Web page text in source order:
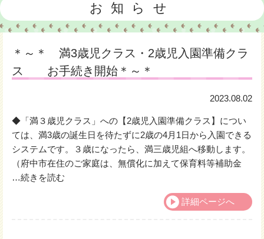
お知らせ
＊～＊ 満3歳児クラス・2歳児入園準備クラ
ス お手続き開始＊～＊
2023.08.02
◆「満３歳児クラス」への【2歳児入園準備クラス】につい
ては、満3歳の誕生日を待たずに2歳の4月1日から入園できる
システムです。３歳になったら、満三歳児組へ移動します。
（府中市在住のご家庭は、無償化に加えて保育料等補助金
…続きを読む
詳細ページへ